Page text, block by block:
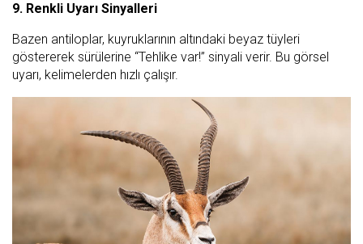
9. Renkli Uyarı Sinyalleri
Bazen antiloplar, kuyruklarının altındaki beyaz tüyleri
göstererek sürülerine “Tehlike var!” sinyali verir. Bu görsel
uyarı, kelimelerden hızlı çalışır.